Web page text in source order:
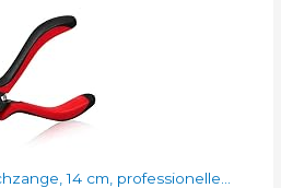
14 cm, professionelle...